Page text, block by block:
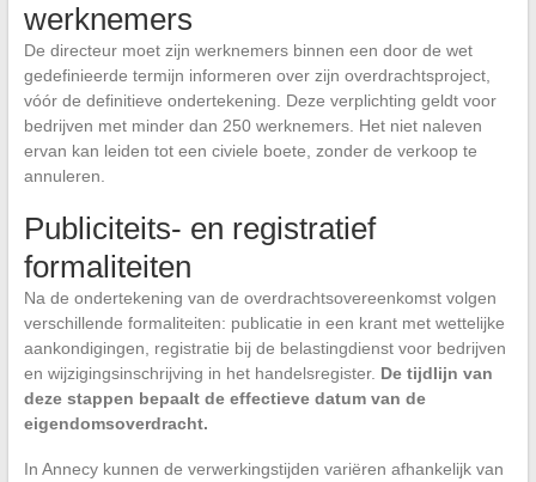
werknemers
De directeur moet zijn werknemers binnen een door de wet
gedefinieerde termijn informeren over zijn overdrachtsproject,
vóór de definitieve ondertekening. Deze verplichting geldt voor
bedrijven met minder dan 250 werknemers. Het niet naleven
ervan kan leiden tot een civiele boete, zonder de verkoop te
annuleren.
Publiciteits- en registratief
formaliteiten
Na de ondertekening van de overdrachtsovereenkomst volgen
verschillende formaliteiten: publicatie in een krant met wettelijke
aankondigingen, registratie bij de belastingdienst voor bedrijven
en wijzigingsinschrijving in het handelsregister. De tijdlijn van
deze stappen bepaalt de effectieve datum van de
eigendomsoverdracht.
In Annecy kunnen de verwerkingstijden variëren afhankelijk van